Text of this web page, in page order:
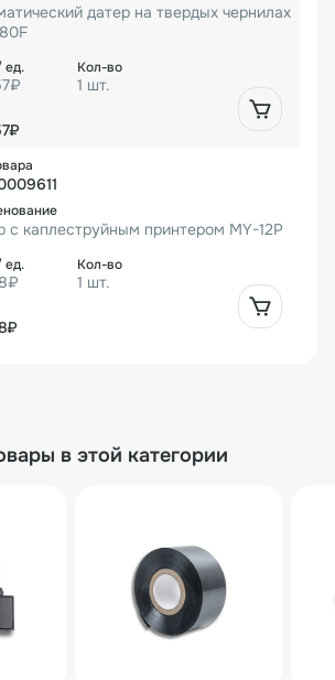
датер на твердых чернилах
1 шт.
с каплеструйным принтером MY-12P
1 шт.
в этой категории